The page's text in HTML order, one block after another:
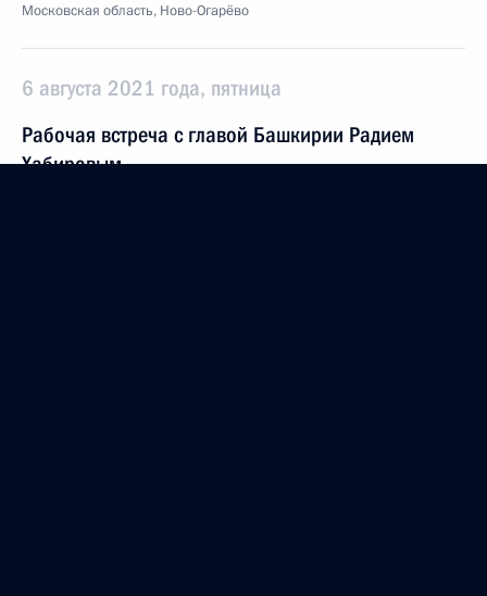
Московская область, Ново-Огарёво
6 августа 2021 года, пятница
Рабочая встреча с главой Башкирии Радием
Хабировым